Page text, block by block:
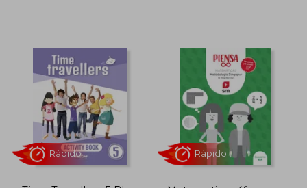
5%
dcto. dcto.